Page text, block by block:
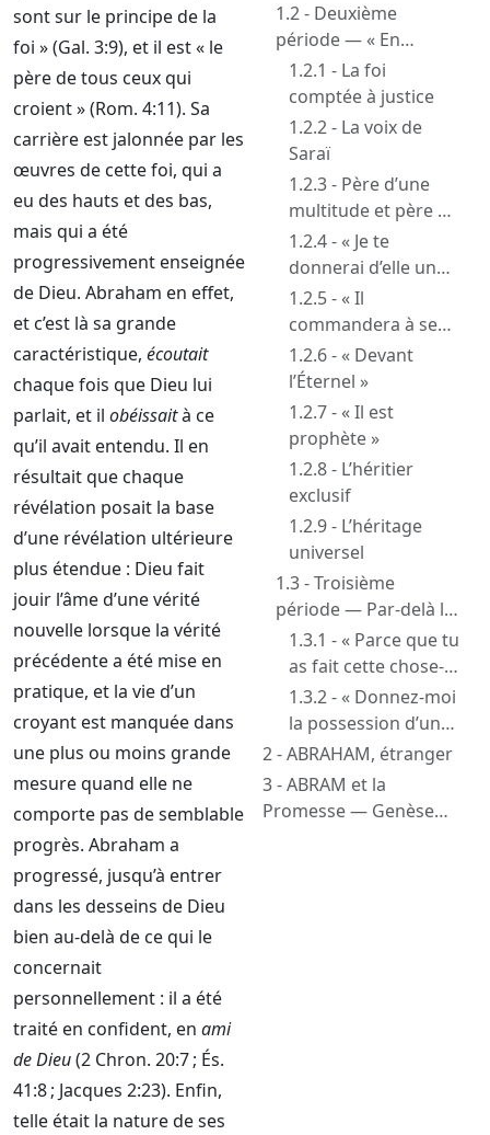
sont sur le principe de la
foi » (Gal. 3:9), et il est « le
père de tous ceux qui
croient » (Rom. 4:11). Sa
carrière est jalonnée par les
œuvres de cette foi, qui a
eu des hauts et des bas,
mais qui a été
progressivement enseignée
de Dieu. Abraham en effet,
et c’est là sa grande
caractéristique, écoutait
chaque fois que Dieu lui
parlait, et il obéissaità ce
qu’il avait entendu. Il en
résultait que chaque
révélation posait la base
d’une révélation ultérieure
plus étendue : Dieu fait
jouir l’âme d’une vérité
nouvelle lorsque la vérité
précédente a été mise en
pratique, et la vie d’un
croyant est manquée dans
une plus ou moins grande
mesure quand elle ne
comporte pas de semblable
progrès. Abraham a
progressé, jusqu’à entrer
dans les desseins de Dieu
bien au-delà de ce qui le
concernait
personnellement : il a été
traité en confident, en ami
de Dieu(2 Chron. 20:7 ; És.
41:8 ; Jacques 2:23). Enfin,
telle était la nature de ses
1.2 - Deuxième
période — « En
attendant l’Héritier »
— Genèse 15 à 21
1.2.1 - La foi
comptée à justice
1.2.2 - La voix de
Saraï
1.2.3 - Père d’une
multitude et père de
circoncision
1.2.4 - « Je te
donnerai d’elle un
fils ». Les rires
1.2.5 - « Il
commandera à ses
fils »
1.2.6 - « Devant
l’Éternel »
1.2.7 - « Il est
prophète »
1.2.8 - L’héritier
exclusif
1.2.9 - L’héritage
universel
1.3 - Troisième
période — Par-delà la
mort — Genèse 22 et
25:11
1.3.1 - « Parce que tu
as fait cette chose-
là »
1.3.2 - « Donnez-moi
la possession d’un
sépulcre »
2 - ABRAHAM, étranger
3 - ABRAM et la
Promesse — Genèse